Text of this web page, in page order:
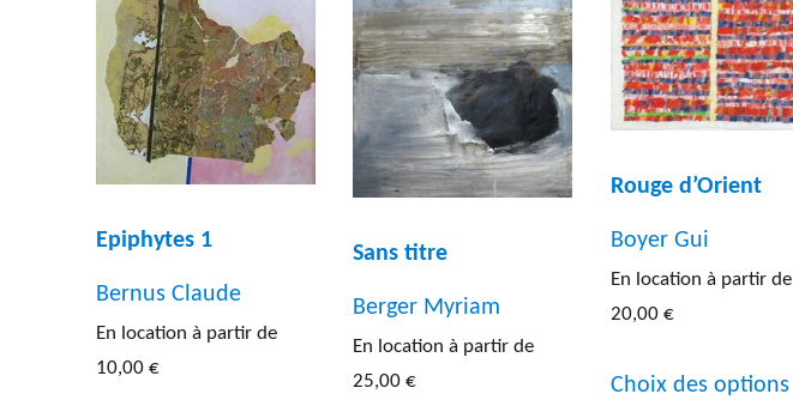
Epiphytes 1
Bernus Claude
En location à partir de
10,00€
Sans titre
Berger Myriam
En location à partir de
25,00€
Rouge d’Orient
Boyer Gui
En location à partir de
20,00 €
Choix des options